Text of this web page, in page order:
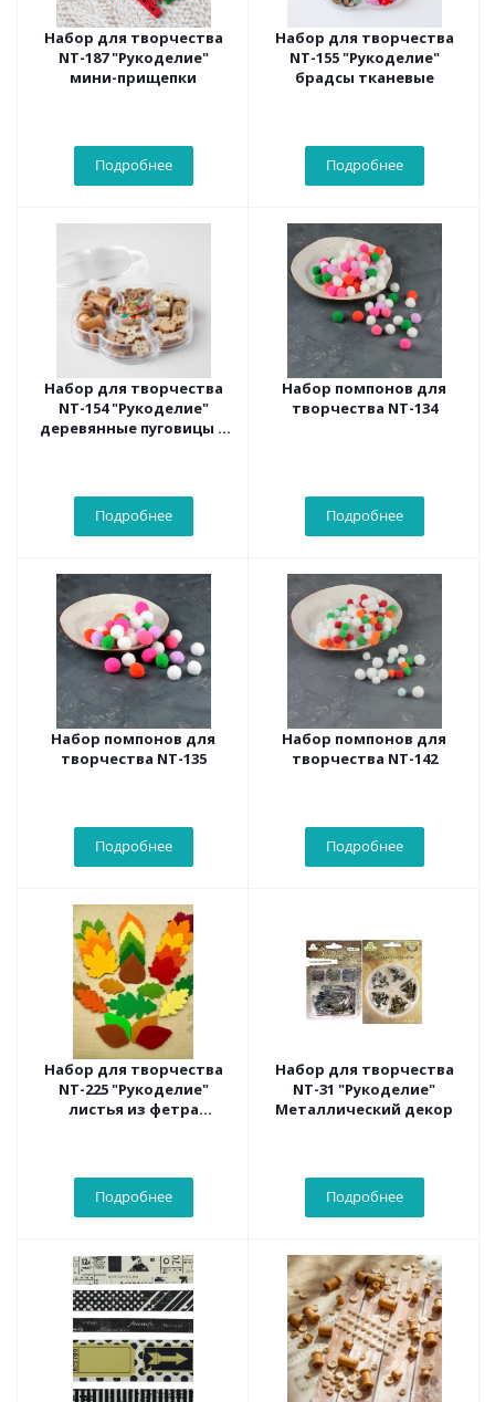
Набор для творчества
NT-187 "Рукоделие"
мини-прищепки
Подробнее
Набор для творчества
NT-155 "Рукоделие"
брадсы тканевые
Подробнее
Набор для творчества
NT-154 "Рукоделие"
деревянные пуговицы и
Подробнее
Набор помпонов для
творчества NT-134
Подробнее
Набор помпонов для
творчества NT-135
Подробнее
Набор помпонов для
творчества NT-142
Подробнее
Набор для творчества
NT-225 "Рукоделие"
листья из фетра
Подробнее
Набор для творчества
NT-31 "Рукоделие"
Металлический декор
Подробнее